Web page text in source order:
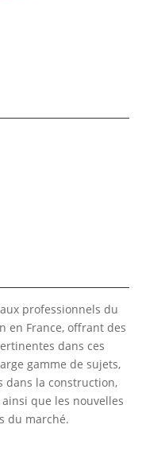
professionnels du
en France, offrant des
dans ces
gamme de sujets,
dans la construction,
que les nouvelles
du marché.